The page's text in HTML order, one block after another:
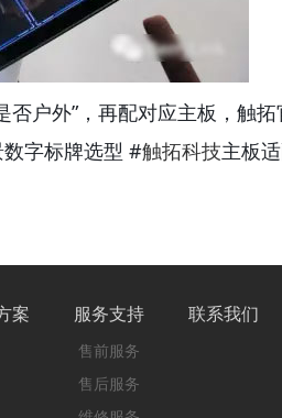
户外”，再配对应主板，触拓
字标牌选型 #触拓科技主板
案 服务支持
售前服务
售后服务
联系我们